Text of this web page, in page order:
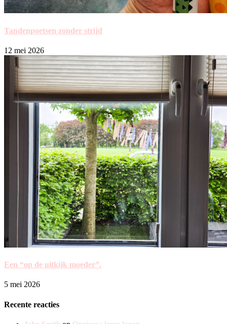
Tandenpoetsen zonder strijd
12 mei 2026
Een “op de uitkijk moeder”.
5 mei 2026
Recente reacties